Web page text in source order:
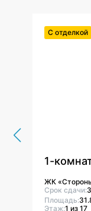
С отделкой
1-
ЖК
Срок сдачи:
Площадь:
Этаж:1 из 17